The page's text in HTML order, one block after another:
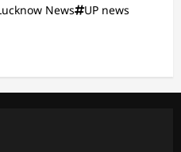
News
UP news